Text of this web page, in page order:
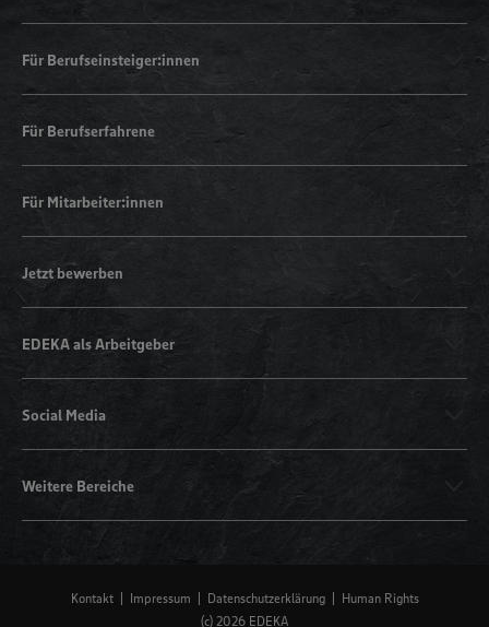
Für Berufseinsteiger:innen
Für Berufserfahrene
Für Mitarbeiter:innen
Jetzt bewerben
EDEKA als Arbeitgeber
Social Media
Weitere Bereiche
Kontakt Impressum Datenschutzerklärung
Human Rights
(c) 2026 EDEKA